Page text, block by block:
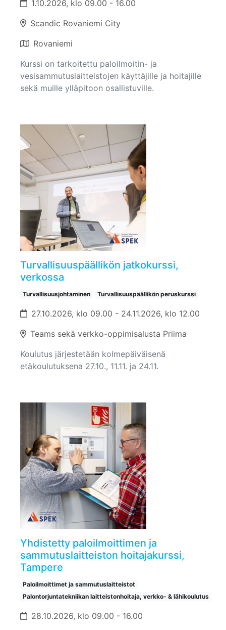
1.10.2026, klo 09.00 - 16.00
Scandic Rovaniemi City
Rovaniemi
Kurssi on tarkoitettu paloilmoitin- ja
vesisammutuslaitteistojen käyttäjille ja hoitajille
sekä muille ylläpitoon osallistuville.
Turvallisuuspäällikön jatkokurssi,
verkossa
Turvallisuusjohtaminen Turvallisuuspäällikön peruskurssi
27.10.2026, klo 09.00 - 24.11.2026, klo 12.00
Teams sekä verkko-oppimisalusta Priima
Koulutus järjestetään kolmepäiväisenä
etäkoulutuksena 27.10., 11.11. ja 24.11.
Yhdistetty paloilmoittimen ja
sammutuslaitteiston hoitajakurssi,
Tampere
Paloilmoittimet ja sammutuslaitteistot
Palontorjuntatekniikan laitteistonhoitaja, verkko- & lähikoulutus
28.10.2026, klo 09.00 - 16.00